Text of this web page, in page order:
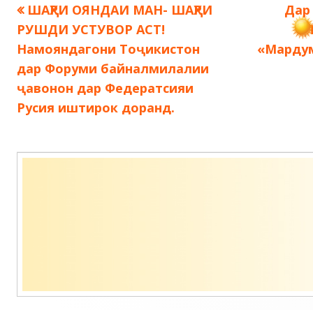
Навигация
по
записям
Предыдущая
запись:
ШАҲРИ ОЯНДАИ МАН- ШАҲРИ
РУШДИ УСТУВОР АСТ!
Намояндагони Тоҷикистон
дар Форуми байналмилалии
ҷавонон дар Федератсияи
Русия иштирок доранд.
Дар
Содержимое